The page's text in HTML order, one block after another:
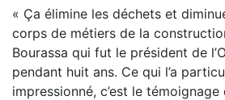
« Ça élimine les déchets et
corps de métiers de la
Bourassa qui fut le président de
pendant huit ans. Ce qui l’a
impressionné, c’est le témoignage